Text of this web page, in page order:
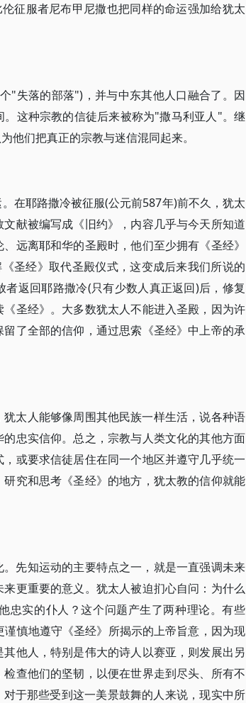
征服者尼布甲尼撒也把同样的命运强加给犹太
"失落的部落")，并与中东其他人口融合了。因
这种宗教的信徒后来被称为"撒马利亚人"。继
他们把真正的宗教与迷信混同起来。
在耶路撒冷被征服(公元前587年)前不久，犹太
献被编写成《旧约》，内容几乎与今天所知道
远离耶和华的圣殿时，他们至少拥有《圣经》
圣经》取代圣殿仪式，这变成后来我们所说的
返回耶路撒冷(只有少数人真正返回)后，修复
圣经》。大多数犹太人不能进入圣殿，因为许
了全部的信仰，通过思索《圣经》中上帝的承
太人能够像周围其他民族一样生活，说各种语
忠实信仰。总之，宗教与人类文化的其他方面
或要求信徒居住在同一个地区并遵守几乎统一
究和思考《圣经》的地方，犹太教的信仰就能
先知运动的主要特点之一，就是一直强调未来
更重要的意义。犹太人被迫扪心自问：为什么
忠实的仆人？这个问题产生了两种理论。有些
慎地遵守《圣经》所揭示的上帝旨意，因为现
他人，特别是伟大的诗人以赛亚，则发展出另
查他们的坚韧，以便在世界走到尽头、所有不
于那些受到这一美景鼓舞的人来说，现实中所